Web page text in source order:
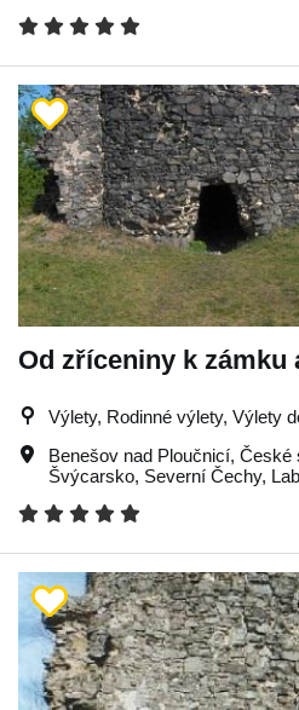
Od zříceniny k zámku
Výlety, Rodinné výlety, Výlety
Benešov nad Ploučnicí, České
Švýcarsko, Severní Čechy,